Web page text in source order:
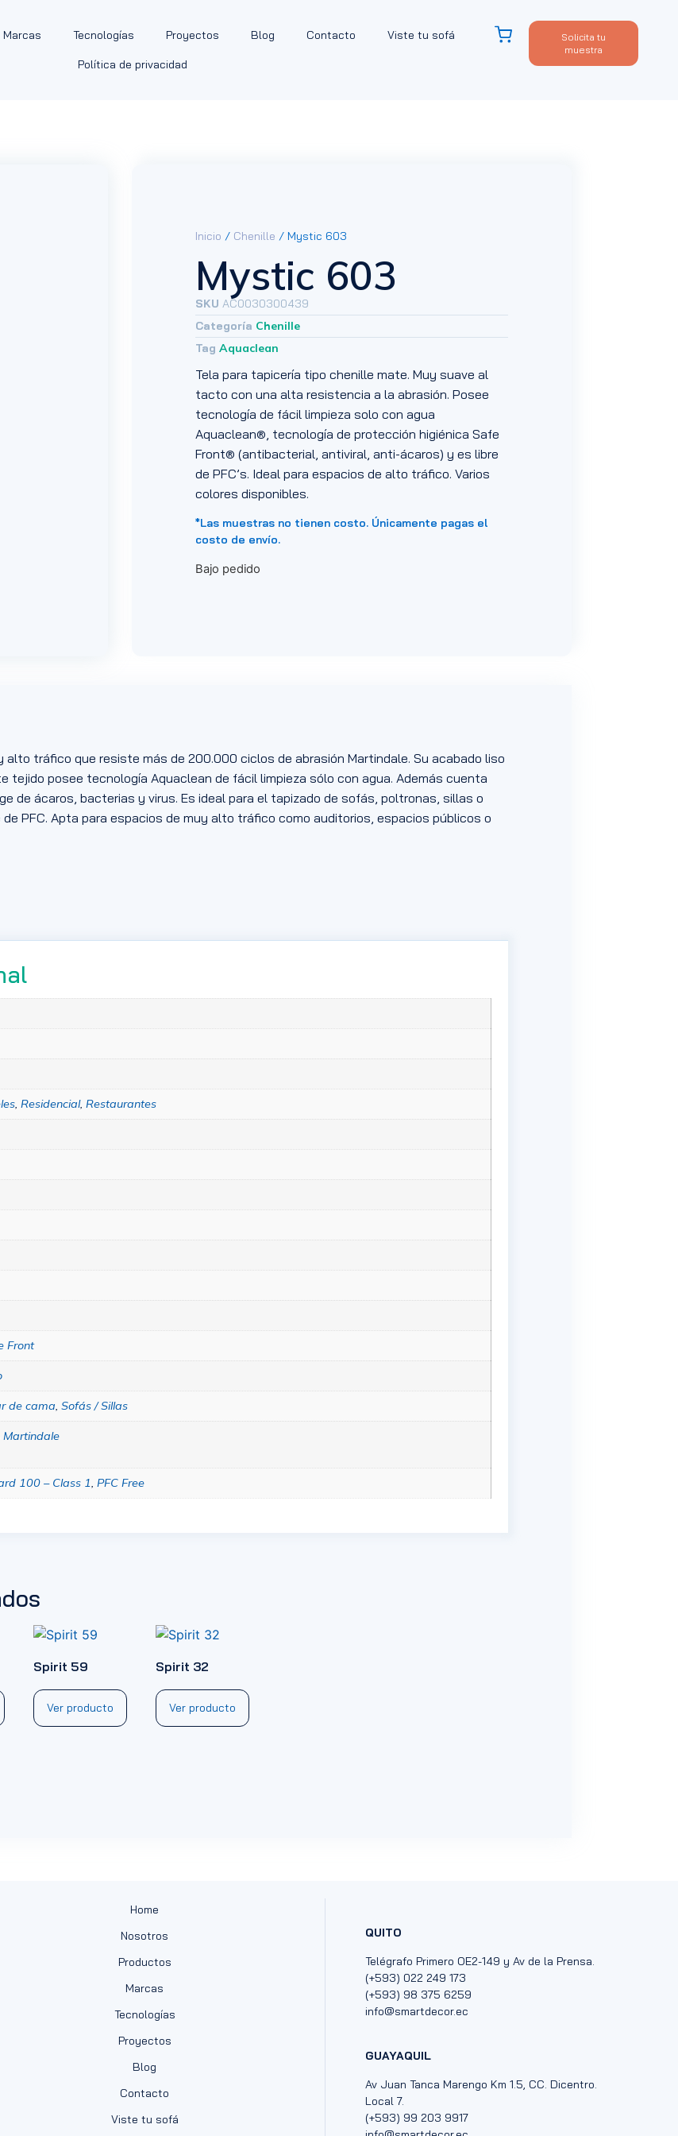
Marcas Tecnologías Proyectos Blog Contacto Viste tu sofá
Política de privacidad
Solicita tu
muestra
Inicio / Chenille / Mystic 603
Mystic 603
SKU AC0030300439
Categoría Chenille
Tag Aquaclean
Tela para tapicería tipo chenille mate. Muy suave al
tacto con una alta resistencia a la abrasión. Posee
tecnología de fácil limpieza solo con agua
Aquaclean®, tecnología de protección higiénica Safe
Front® (antibacterial, antiviral, anti-ácaros) y es libre
de PFC’s. Ideal para espacios de alto tráfico. Varios
colores disponibles.
*Las muestras no tienen costo. Únicamente pagas el
costo de envío.
Bajo pedido
tráfico que resiste más de 200.000 ciclos de abrasión Martindale. Su acabado liso
tejido posee tecnología Aquaclean de fácil limpieza sólo con agua. Además cuenta
de ácaros, bacterias y virus. Es ideal para el tapizado de sofás, poltronas, sillas o
PFC. Apta para espacios de muy alto tráfico como auditorios, espacios públicos o
,Residencial,Restaurantes
Front
de cama,Sofás / Sillas
Martindale
100 – Class 1,PFC Free
Spirit 59
Ver producto
Spirit 32
Ver producto
Home
Nosotros
Productos
Marcas
Tecnologías
Proyectos
Blog
Contacto
Viste tu sofá
QUITO
Telégrafo Primero OE2-149 y Av de la Prensa.
(+593) 022 249 173
(+593) 98 375 6259
info@smartdecor.ec
GUAYAQUIL
Av Juan Tanca Marengo Km 1.5, CC. Dicentro.
Local 7.
(+593) 99 203 9917